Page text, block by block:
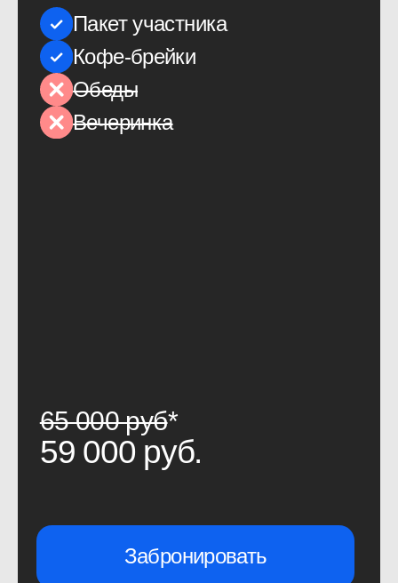
конференции
Видеозаписи докладов
и мастер-классов
Доступ к онлайн-пространству
для общения с участниками
в течение года